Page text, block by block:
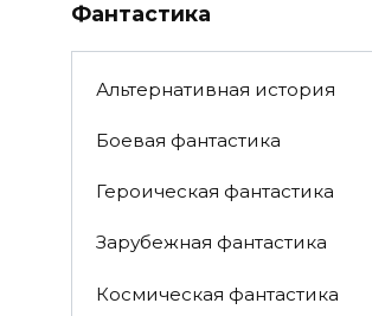
Фантастика
Альтернативная история
Боевая фантастика
Героическая фантастика
Зарубежная фантастика
Космическая фантастика